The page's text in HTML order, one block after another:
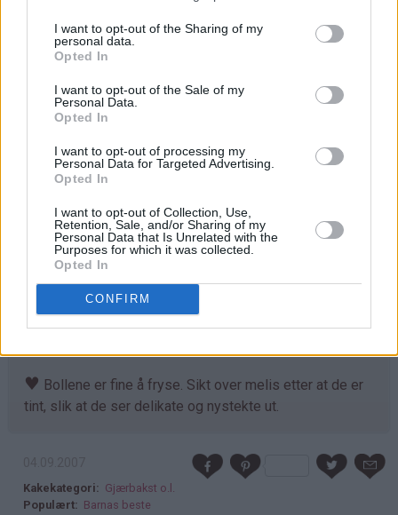
I want to opt-out of the Sharing of my
personal data.
Opted In
I want to opt-out of the Sale of my
Personal Data.
Opted In
I want to opt-out of processing my
Personal Data for Targeted Advertising.
Opted In
I want to opt-out of Collection, Use,
Retention, Sale, and/or Sharing of my
Personal Data that Is Unrelated with the
Purposes for which it was collected.
Opted In
CONFIRM
Stek bollene midt i ovnen ved 230°C i 7-10 minutter.
Avkjøl. Sikt over melis før servering.
Tips
mer enn det som er angitt i oppskriften. Deigen skal
være god å trille og ikke løs og klissete.
Det går fint å bruke denne deigen til å lage
kanelboller, skolebrød, kringle og andre typer gjærbakst.
Eneste du må tilpasse er steketemperaturen og
steketiden. Jeg foretrekker å steke bollene ved
230°C. Lager du kringler eller større hvetekaker, må du
sannsynligvis litt ned i temperatur til 210°C, fordi kaken
♥ Bollene er fine å fryse. Sikt over melis etter at de er
tint, slik at de ser delikate og nystekte ut.
Kakekategori
Gjærbakst o.l.
Populært
Barnas beste